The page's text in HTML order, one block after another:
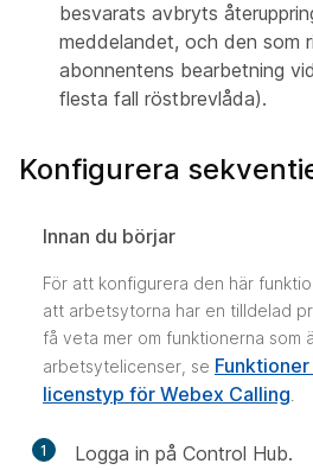
besvarats avbryts
meddelandet, och den som
abonnentens bearbetning
flesta fall röstbrevlåda).
Konfigurera
Innan du börjar
För att konfigurera den här
att arbetsytorna har en tilldelad
få veta mer om funktionerna som
arbetsytelicenser, se
licenstyp för Webex Calling
1 Logga in på Control Hub.